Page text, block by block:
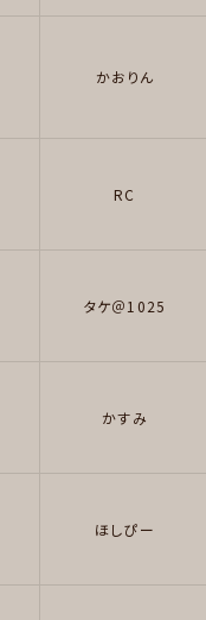
かおりん
RC
タケ＠1025
かすみ
ほしぴー